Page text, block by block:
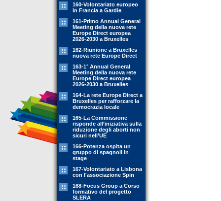
160-Volontariato europeo
in Francia a Gardie
161-Primo Annual General
Meeting della nuova rete
Europe Direct europea
2026-2030 a Bruxelles
162-Riunione a Bruxelles
nuova rete Europe Direct
163-1° Annual General
Meeting della nuova rete
Europe Direct europea
2026-2030 a Bruxelles
164-La rete Europe Direct a
Bruxelles per rafforzare la
democrazia locale
165-La Commissione
risponde all’iniziativa sulla
riduzione degli aborti non
sicuri nell’UE
166-Potenza ospita un
gruppo di spagnoli in
stage
167-Volontariato a Lisbona
con l'associazione Spin
168-Focus Group a Corso
formativo del progetto
SLERA